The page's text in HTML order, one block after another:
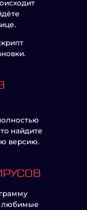
найдите
версию.
любимые